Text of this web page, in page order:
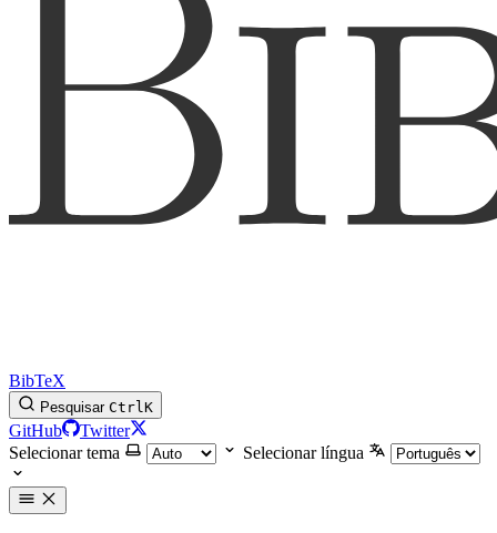
BibTeX
Pesquisar CtrlK
GitHub
Twitter
Selecionar tema
Selecionar língua